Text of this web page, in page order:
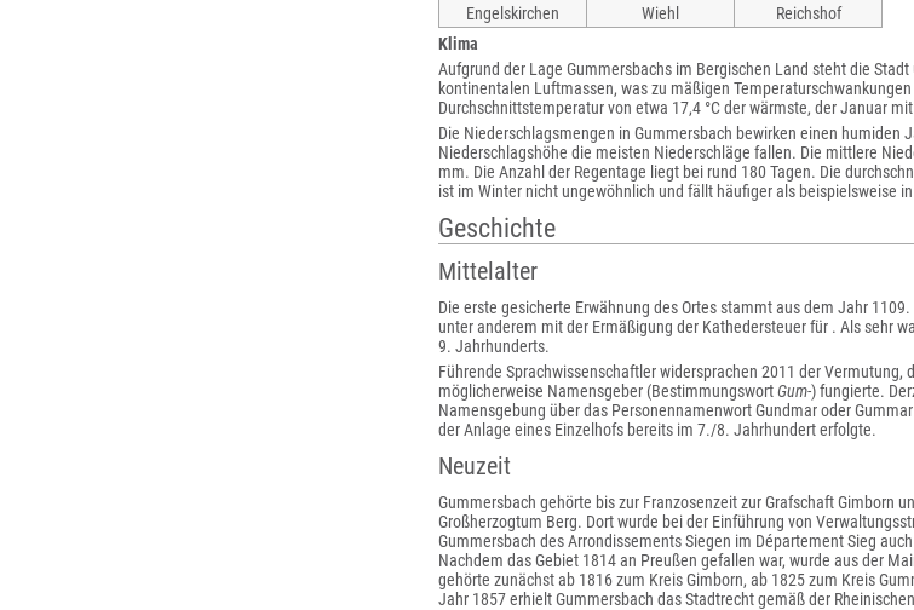
Engelskirchen
Wiehl
Reichshof
Klima
Aufgrund der Lage Gummersbachs im Bergischen Land steht die
kontinentalen Luftmassen, was zu mäßigen
Durchschnittstemperatur von etwa 17,4 °C der wärmste, der Januar
Die Niederschlagsmengen in Gummersbach bewirken einen humiden
Niederschlagshöhe die meisten Niederschläge fallen. Die mittlere
mm. Die Anzahl der Regentage liegt bei rund 180 Tagen. Die
ist im Winter nicht ungewöhnlich und fällt häufiger als beispielsweise
Geschichte
Mittelalter
Die erste gesicherte Erwähnung des Ortes stammt aus dem Jahr
unter anderem mit der Ermäßigung der Kathedersteuer für . Als sehr
9. Jahrhunderts.
Führende Sprachwissenschaftler widersprachen 2011 der Vermutung,
möglicherweise Namensgeber (BestimmungswortGum-) fungierte.
Namensgebung über das Personennamenwort Gundmar oder
der Anlage eines Einzelhofs bereits im 7./8. Jahrhundert erfolgte.
Neuzeit
Gummersbach gehörte bis zur Franzosenzeit zur Grafschaft Gimborn
Großherzogtum Berg. Dort wurde bei der Einführung von
Gummersbach des Arrondissements Siegen im Département Sieg
Nachdem das Gebiet 1814 an Preußen gefallen war, wurde aus der
gehörte zunächst ab 1816 zum Kreis Gimborn, ab 1825 zum Kreis
Jahr 1857 erhielt Gummersbach das Stadtrecht gemäß der